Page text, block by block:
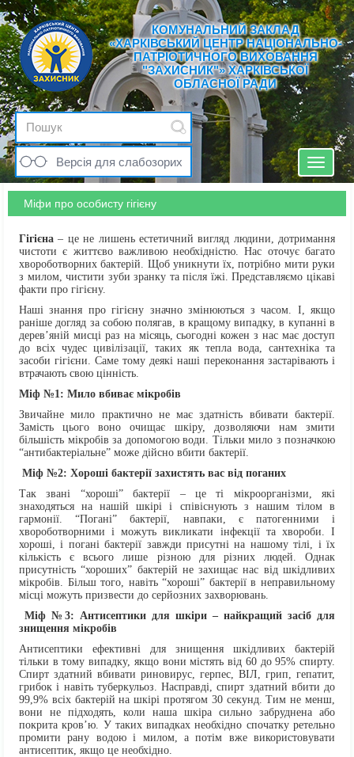
КОМУНАЛЬНИЙ ЗАКЛАД
«ХАРКІВСЬКИЙ ЦЕНТР НАЦІОНАЛЬНО-
ПАТРІОТИЧНОГО ВИХОВАННЯ
"ЗАХИСНИК"» ХАРКІВСЬКОЇ
ОБЛАСНОЇ РАДИ
Версія для слабозорих
Toggle
Міфи про особисту гігієну
Гігієна – це не лишень естетичний вигляд людини, дотримання
чистоти є життєво важливою необхідністю. Нас оточує багато
хвороботворних бактерій. Щоб уникнути їх, потрібно мити руки
з милом, чистити зуби зранку та після їжі. Представляємо цікаві
факти про гігієну.
Наші знання про гігієну значно змінюються з часом. І, якщо
раніше догляд за собою полягав, в кращому випадку, в купанні в
дерев’яній мисці раз на місяць, сьогодні кожен з нас має доступ
до всіх чудес цивілізації, таких як тепла вода, сантехніка та
засоби гігієни. Саме тому деякі наші переконання застарівають і
втрачають свою цінність.
Міф №1: Мило вбиває мікробів
Звичайне мило практично не має здатність вбивати бактерії.
Замість цього воно очищає шкіру, дозволяючи нам змити
більшість мікробів за допомогою води. Тільки мило з позначкою
“антибактеріальне” може дійсно вбити бактерії.
Міф №2: Хороші бактерії захистять вас від поганих
Так звані “хороші” бактерії – це ті мікроорганізми, які
знаходяться на нашій шкірі і співіснують з нашим тілом в
гармонії. “Погані” бактерії, навпаки, є патогенними і
хвороботворними і можуть викликати інфекції та хвороби. І
хороші, і погані бактерії завжди присутні на нашому тілі, і їх
кількість є всього лише різною для різних людей. Однак
присутність “хороших” бактерій не захищає нас від шкідливих
мікробів. Більш того, навіть “хороші” бактерії в неправильному
місці можуть призвести до серйозних захворювань.
Міф №3: Антисептики для шкіри – найкращий засіб для
знищення мікробів
Антисептики ефективні для знищення шкідливих бактерій
тільки в тому випадку, якщо вони містять від 60 до 95% спирту.
Спирт здатний вбивати риновирус, герпес, ВІЛ, грип, гепатит,
грибок і навіть туберкульоз. Насправді, спирт здатний вбити до
99,9% всіх бактерій на шкірі протягом 30 секунд. Тим не менш,
вони не підходять, коли наша шкіра сильно забруднена або
покрита кров’ю. У таких випадках необхідно спочатку ретельно
промити рану водою і милом, а потім вже використовувати
антисептик, якщо це необхідно.